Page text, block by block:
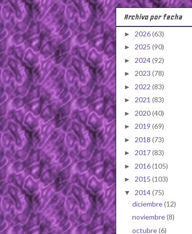
Archivo por fecha
► 2026(63)
► 2025 (90)
► 2024(92)
► 2023 (78)
► 2022 (83)
► 2021 (83)
► 2020(40)
► 2019 (69)
► 2018 (73)
► 2017(83)
► 2016(105)
► 2015 (103)
▼ 2014(75)
diciembre(12)
noviembre(8)
octubre(6)